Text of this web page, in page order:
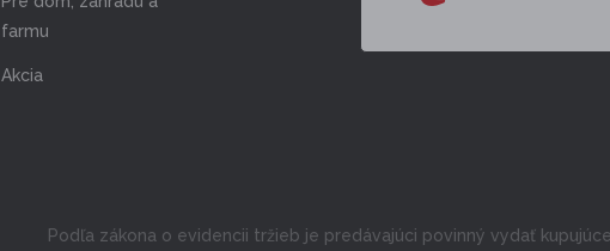
farmu
Akcia
Podľa zákona o evidencii tržieb je predávajúci povinný vydať